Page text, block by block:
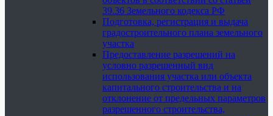
39.36 Земельного кодекса РФ
Подготовка, регистрация и выдача
градостроительного плана земельного
участка
Предоставление разрешений на
условно разрешенный вид
использования участка или объекта
капитального строительства и на
отклонение от предельных параметров
разрешенного строительства,